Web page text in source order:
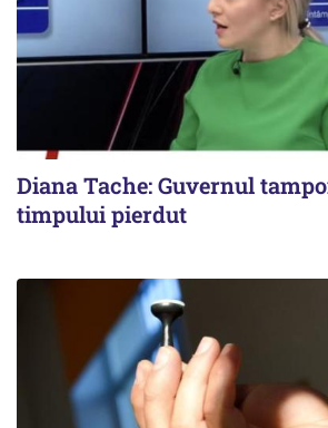
Diana Tache: Guvernul
timpului pierdut